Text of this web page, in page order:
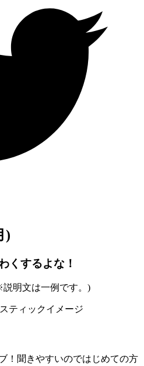
)
くするよな！
説明文は一例です。)
！聞きやすいのではじめての方